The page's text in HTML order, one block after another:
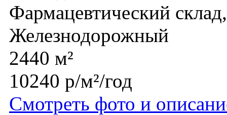
Фармацевтический
Железнодорожный
2440 м²
10240 р/м²/год
Смотреть фото и